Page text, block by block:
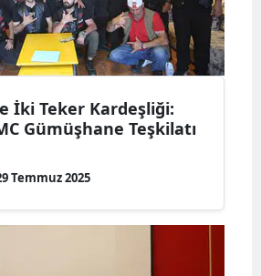
Zonguldak
Aksaray
Bayburt
Kırıkkale
Batman
İki Teker Kardeşliği:
Gümüşhane Teşkilatı
Temmuz 2025